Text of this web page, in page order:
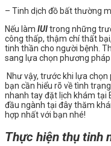
– Tinh dịch đồ bất thường
Nếu làm IUItrong những
công thấp, thậm chí thất
tinh thần cho người bệnh.
sang lựa chọn phương
Như vậy, trước khi lựa
bạn cần hiểu rõ về tình
nhanh tay đặt lịch khám tại
đầu ngành tại đây thăm
hợp nhất với bạn nhé!
Thực hiện thụ tinh